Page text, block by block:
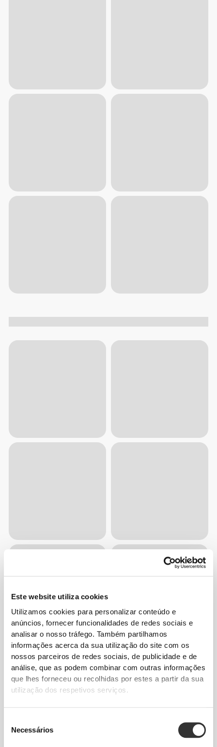
Este website utiliza cookies
Utilizamos cookies para personalizar conteúdo e
anúncios, fornecer funcionalidades de redes sociais e
analisar o nosso tráfego. Também partilhamos
informações acerca da sua utilização do site com os
nossos parceiros de redes sociais, de publicidade e de
análise, que as podem combinar com outras informações
que lhes forneceu ou recolhidas por estes a partir da sua
utilização dos respetivos serviços.
Necessários